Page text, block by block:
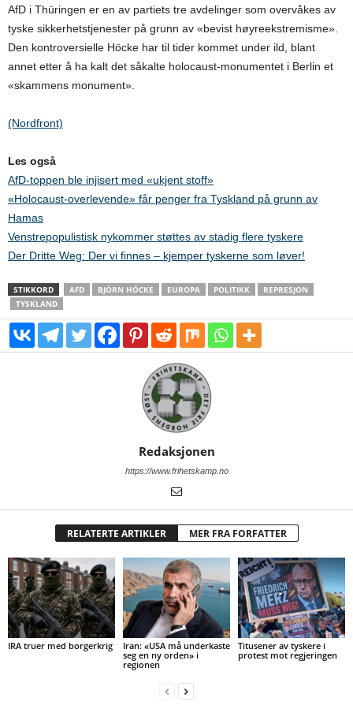
AfD i Thüringen er en av partiets tre avdelinger som overvåkes av
tyske sikkerhetstjenester på grunn av «bevist høyreekstremisme».
Den kontroversielle Höcke har til tider kommet under ild, blant
annet etter å ha kalt det såkalte holocaust-monumentet i Berlin et
«skammens monument».
(Nordfront)
Les også
AfD-toppen ble injisert med «ukjent stoff»
«Holocaust-overlevende» får penger fra Tyskland på grunn av
Hamas
Venstrepopulistisk nykommer støttes av stadig flere tyskere
Der Dritte Weg: Der vi finnes – kjemper tyskerne som løver!
STIKKORD AFD BJÖRN HÖCKE EUROPA POLITIKK
REPRESJON
TYSKLAND
Redaksjonen
https://www.frihetskamp.no
RELATERTE ARTIKLER MER FRA FORFATTER
IRA truer med borgerkrig
Iran: «USA må underkaste
seg en ny orden» i
regionen
Titusener av tyskere i
protest mot regjeringen